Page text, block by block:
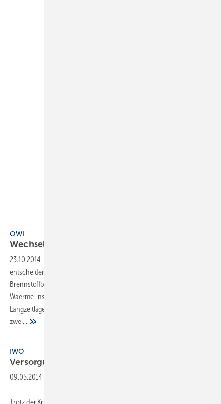
OWI
Wechselwirkungen zwischen Heizöl und
23.10.2014 -
entscheidenden Einfluss auf die Langzeitstabilität von
Brennstoffblends wie Bioheizöl (Heizöl EL A Bio) haben. Das OWI Oel-
Waerme-Institut hat in einer über 24 Monate angelegten
Langzeitlagerungsuntersuchung von zehn Basis-Heizölen und
zwei...
IWO
Versorgung mit Heizöl
09.05.2014
Trotz der Krise in der Ukraine ist die Heizölversorgung gesichert.